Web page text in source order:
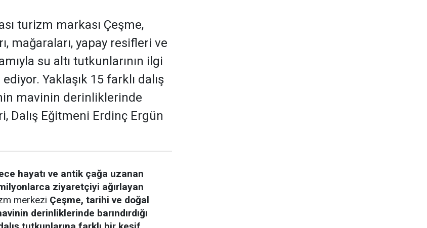
turizm markası Çeşme,
mağaraları, yapay resifleri ve
su altı tutkunlarının ilgi
Yaklaşık 15 farklı dalış
mavinin derinliklerinde
Dalış Eğitmeni Erdinç Ergün
hayatı ve antik çağa uzanan
ziyaretçiyi ağırlayan
merkezi Çeşme, tarihi ve doğal
derinliklerinde barındırdığı